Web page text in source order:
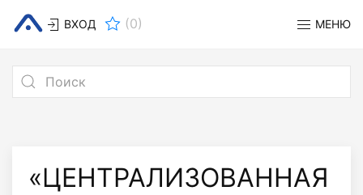
ВХОД (0) МЕНЮ
«ЦЕНТРАЛИЗОВАННАЯ